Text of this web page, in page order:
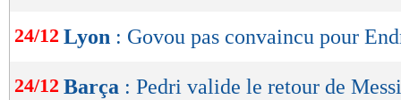
24/12 Lyon : Govou pas convaincu pour
24/12 Barça : Pedri valide le retour de Messi